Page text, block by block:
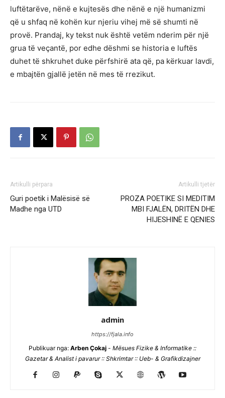
luftëtarëve, nënë e kujtesës dhe nënë e një humanizmi
që u shfaq në kohën kur njeriu vihej më së shumti në
provë. Prandaj, ky tekst nuk është vetëm nderim për një
grua të veçantë, por edhe dëshmi se historia e luftës
duhet të shkruhet duke përfshirë ata që, pa kërkuar lavdi,
e mbajtën gjallë jetën në mes të rrezikut.
Artikulli përpara
Guri poetik i Malësisë së
Madhe nga UTD
Artikulli tjetër
PROZA POETIKE SI MEDITIM
MBI FJALËN, DRITËN DHE
HIJESHINË E QENIES
admin
https://fjala.info
Publikuar nga: Arben Çokaj - Mësues Fizike & Informatike ::
Gazetar & Analist i pavarur :: Shkrimtar :: Ueb- & Grafikdizajner